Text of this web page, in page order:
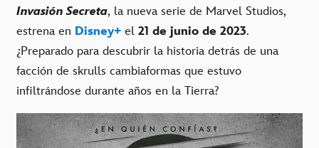
Invasión Secreta, la nueva serie de Marvel Studios,
estrena en Disney+ el 21 de junio de 2023.
¿Preparado para descubrir la historia detrás de una
facción de skrulls cambiaformas que estuvo
infiltrándose durante años en la Tierra?